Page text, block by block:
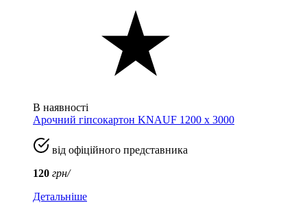
В наявності
Арочний гіпсокартон KNAUF 1200 х 3000
від офіційного представника
120 грн/
Детальніше